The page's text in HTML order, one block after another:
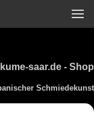
saar.de - Shop
Schmiedekunst